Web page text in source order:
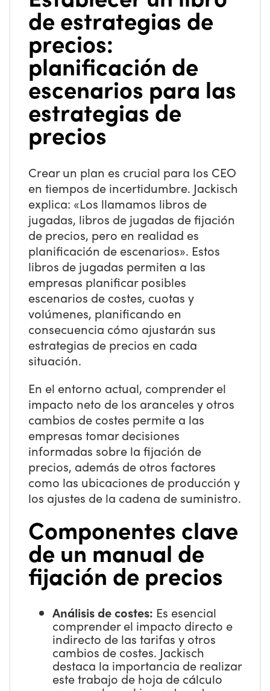
de estrategias de
precios:
planificación de
escenarios para las
estrategias de
precios
Crear un plan es crucial para los CEO
en tiempos de incertidumbre. Jackisch
explica: «Los llamamos libros de
jugadas, libros de jugadas de fijación
de precios, pero en realidad es
planificación de escenarios». Estos
libros de jugadas permiten a las
empresas planificar posibles
escenarios de costes, cuotas y
volúmenes, planificando en
consecuencia cómo ajustarán sus
estrategias de precios en cada
situación.
En el entorno actual, comprender el
impacto neto de los aranceles y otros
cambios de costes permite a las
empresas tomar decisiones
informadas sobre la fijación de
precios, además de otros factores
como las ubicaciones de producción y
los ajustes de la cadena de suministro.
Componentes clave
de un manual de
fijación de precios
Análisis de costes: Es esencial
comprender el impacto directo e
indirecto de las tarifas y otros
cambios de costes. Jackisch
destaca la importancia de realizar
este trabajo de hoja de cálculo